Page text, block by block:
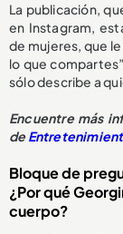
La publicación,
en Instagram,
de mujeres, que
lo que
sólo describe a
Encuentre más
de
Bloque de
¿Por qué
cuerpo?